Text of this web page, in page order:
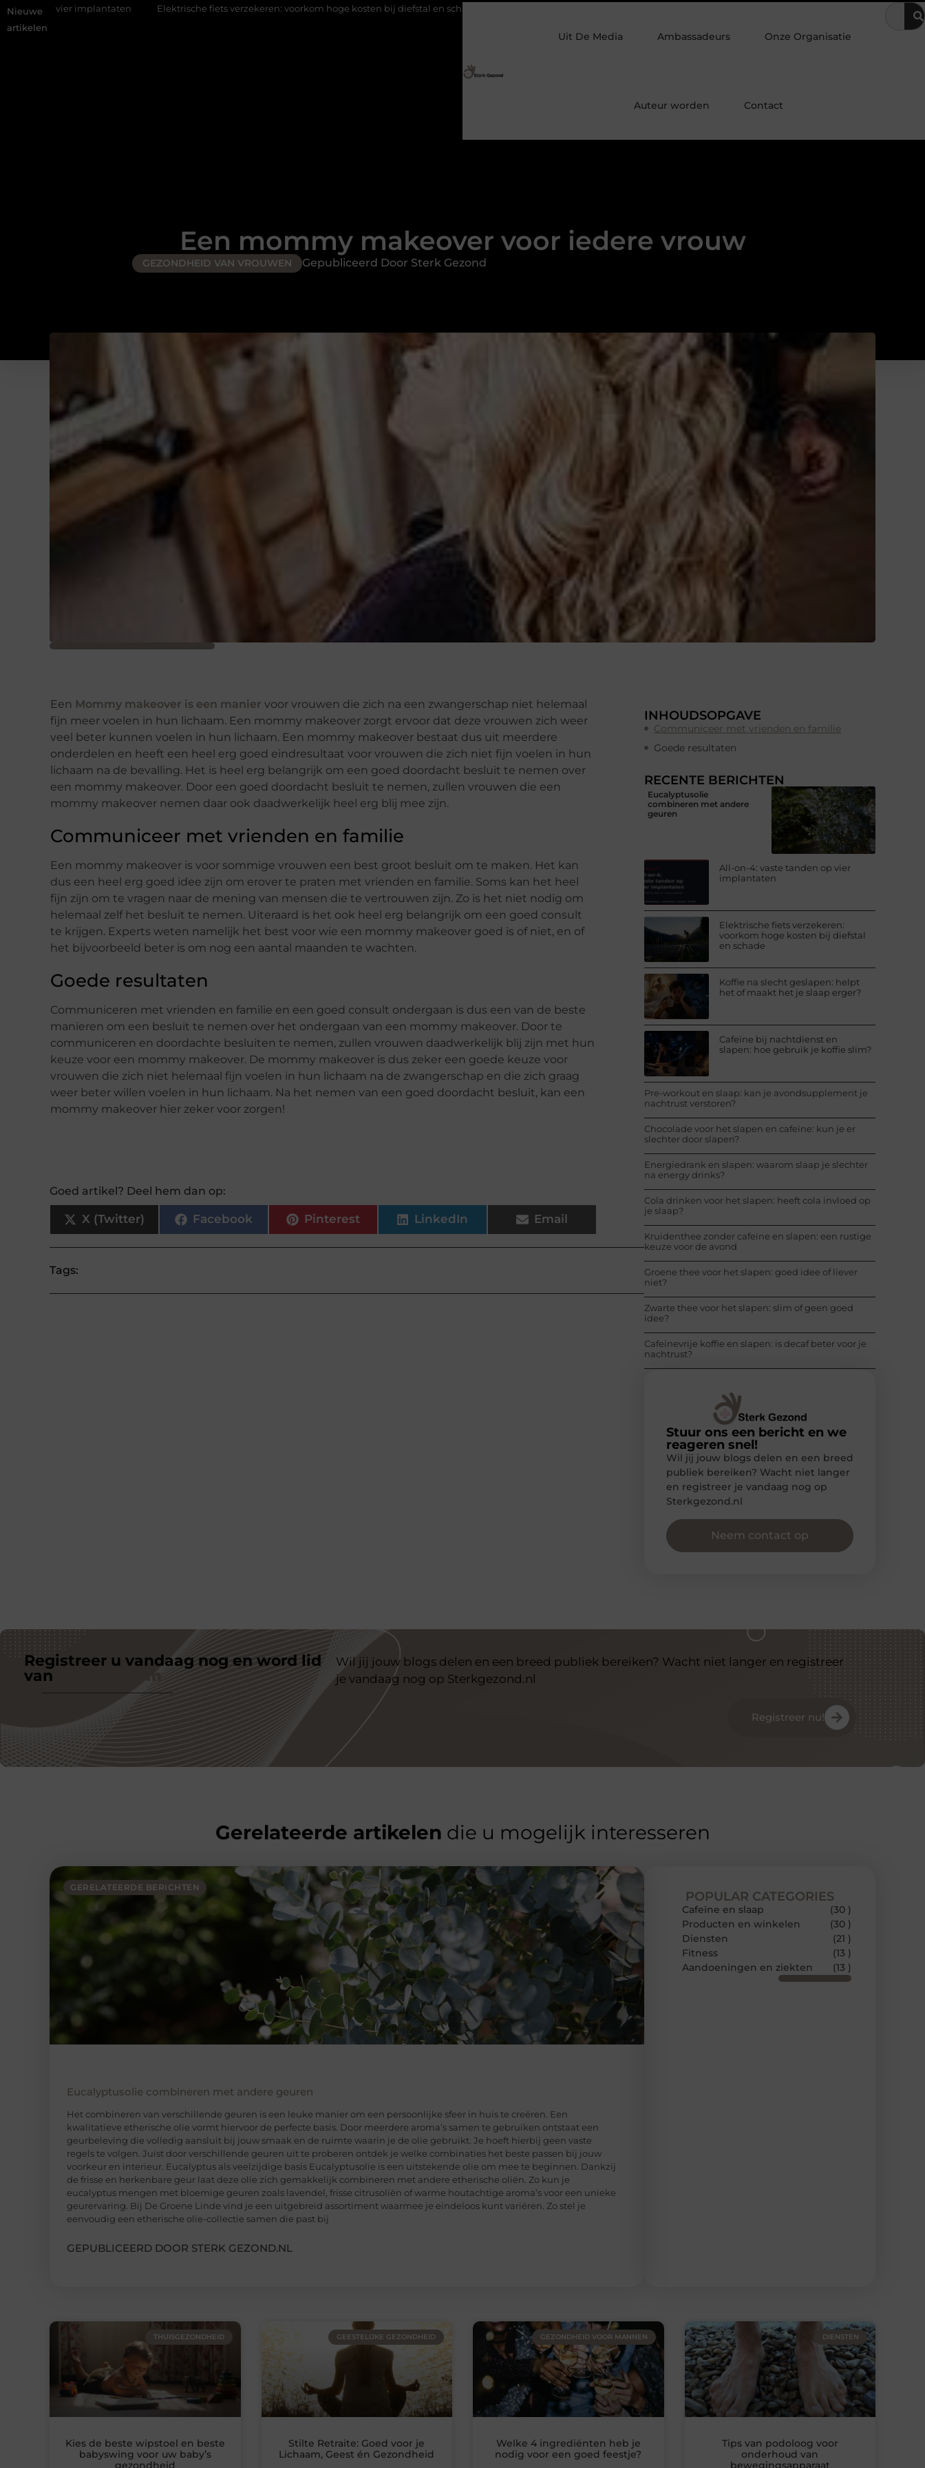
Nieuwe
artikelen
Elektrische fiets verzekeren: voorkom hoge kosten bij diefstal en schade Koffie na slecht geslapen: helpt het of maakt het je slaap erger? Cafeïne bij nachtdienst en slapen: hoe
Uit De Media Ambassadeurs Onze Organisatie
Auteur worden Contact
Een mommy makeover voor iedere vrouw
GEZONDHEID VAN VROUWEN Gepubliceerd Door Sterk Gezond
Een Mommy makeover is een manier voor vrouwen die zich na een zwangerschap niet helemaal
fijn meer voelen in hun lichaam. Een mommy makeover zorgt ervoor dat deze vrouwen zich weer
veel beter kunnen voelen in hun lichaam. Een mommy makeover bestaat dus uit meerdere
onderdelen en heeft een heel erg goed eindresultaat voor vrouwen die zich niet fijn voelen in hun
lichaam na de bevalling. Het is heel erg belangrijk om een goed doordacht besluit te nemen over
een mommy makeover. Door een goed doordacht besluit te nemen, zullen vrouwen die een
mommy makeover nemen daar ook daadwerkelijk heel erg blij mee zijn.
Communiceer met vrienden en familie
Een mommy makeover is voor sommige vrouwen een best groot besluit om te maken. Het kan
dus een heel erg goed idee zijn om erover te praten met vrienden en familie. Soms kan het heel
fijn zijn om te vragen naar de mening van mensen die te vertrouwen zijn. Zo is het niet nodig om
helemaal zelf het besluit te nemen. Uiteraard is het ook heel erg belangrijk om een goed consult
te krijgen. Experts weten namelijk het best voor wie een mommy makeover goed is of niet, en of
het bijvoorbeeld beter is om nog een aantal maanden te wachten.
Goede resultaten
Communiceren met vrienden en familie en een goed consult ondergaan is dus een van de beste
manieren om een besluit te nemen over het ondergaan van een mommy makeover. Door te
communiceren en doordachte besluiten te nemen, zullen vrouwen daadwerkelijk blij zijn met hun
keuze voor een mommy makeover. De mommy makeover is dus zeker een goede keuze voor
vrouwen die zich niet helemaal fijn voelen in hun lichaam na de zwangerschap en die zich graag
weer beter willen voelen in hun lichaam. Na het nemen van een goed doordacht besluit, kan een
mommy makeover hier zeker voor zorgen!
Goed artikel? Deel hem dan op:
X (Twitter) Facebook Pinterest LinkedIn Email
Tags:
INHOUDSOPGAVE
Communiceer met vrienden en familie
Goede resultaten
RECENTE BERICHTEN
Eucalyptusolie
combineren met andere
geuren
All-on-4: vaste tanden op vier
implantaten
Elektrische fiets verzekeren:
voorkom hoge kosten bij diefstal
en schade
Koffie na slecht geslapen: helpt
het of maakt het je slaap erger?
Cafeïne bij nachtdienst en
slapen: hoe gebruik je koffie slim?
Pre-workout en slaap: kan je avondsupplement je
nachtrust verstoren?
Chocolade voor het slapen en cafeïne: kun je er
slechter door slapen?
Energiedrank en slapen: waarom slaap je slechter
na energy drinks?
Cola drinken voor het slapen: heeft cola invloed op
je slaap?
Kruidenthee zonder cafeïne en slapen: een rustige
keuze voor de avond
Groene thee voor het slapen: goed idee of liever
niet?
Zwarte thee voor het slapen: slim of geen goed
idee?
Cafeïnevrije koffie en slapen: is decaf beter voor je
nachtrust?
Stuur ons een bericht en we
reageren snel!
Wil jij jouw blogs delen en een breed
publiek bereiken? Wacht niet langer
en registreer je vandaag nog op
Sterkgezond.nl
Neem contact op
Registreer u vandaag nog en word lid
van
Wil jij jouw blogs delen en een breed publiek bereiken? Wacht niet langer en registreer
je vandaag nog op Sterkgezond.nl
Registreer nu!
Gerelateerde artikelen die u mogelijk interesseren
GERELATEERDE BERICHTEN
Eucalyptusolie combineren met andere geuren
Het combineren van verschillende geuren is een leuke manier om een persoonlijke sfeer in huis te creëren. Een
kwalitatieve etherische olie vormt hiervoor de perfecte basis. Door meerdere aroma’s samen te gebruiken ontstaat een
geurbeleving die volledig aansluit bij jouw smaak en de ruimte waarin je de olie gebruikt. Je hoeft hierbij geen vaste
regels te volgen. Juist door verschillende geuren uit te proberen ontdek je welke combinaties het beste passen bij jouw
voorkeur en interieur. Eucalyptus als veelzijdige basis Eucalyptusolie is een uitstekende olie om mee te beginnen. Dankzij
de frisse en herkenbare geur laat deze olie zich gemakkelijk combineren met andere etherische oliën. Zo kun je
eucalyptus mengen met bloemige geuren zoals lavendel, frisse citrusoliën of warme houtachtige aroma’s voor een unieke
geurervaring. Bij De Groene Linde vind je een uitgebreid assortiment waarmee je eindeloos kunt variëren. Zo stel je
eenvoudig een etherische olie-collectie samen die past bij
GEPUBLICEERD DOOR STERK GEZOND.NL
POPULAR CATEGORIES
Cafeïne en slaap
(30 )
Producten en winkelen
(30 )
Diensten
(21 )
Fitness
(13 )
Aandoeningen en ziekten
(13 )
THUISGEZONDHEID
Kies de beste wipstoel en beste
babyswing voor uw baby’s
gezondheid
GEESTELIJKE GEZONDHEID
Stilte Retraite: Goed voor je
Lichaam, Geest én Gezondheid
GEZONDHEID VOOR MANNEN
Welke 4 ingrediënten heb je
nodig voor een goed feestje?
DIENSTEN
Tips van podoloog voor
onderhoud van
bewegingsapparaat